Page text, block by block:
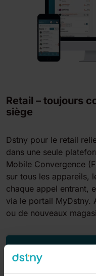
Retail – toujours
siège
Dstny pour le retail
dans une seule
Mobile Convergence
sur tous les appareils,
chaque appel entrant,
via le portail MyDstny.
ou de nouveaux
La centrale